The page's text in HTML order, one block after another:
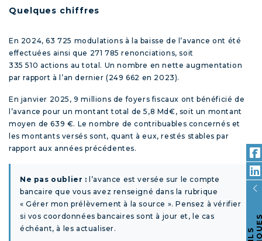
Quelques chiffres
En 2024, 63 725 modulations à la baisse de l’avance ont été
effectuées ainsi que 271 785 renonciations, soit
335 510 actions au total. Un nombre en nette augmentation
par rapport à l’an dernier (249 662 en 2023).
En janvier 2025, 9 millions de foyers fiscaux ont bénéficié de
l’avance pour un montant total de 5,8 Md€, soit un montant
moyen de 639 €. Le nombre de contribuables concernés et
les montants versés sont, quant à eux, restés stables par
rapport aux années précédentes.
Ne pas oublier : l’avance est versée sur le compte
bancaire que vous avez renseigné dans la rubrique
« Gérer mon prélèvement à la source ». Pensez à vérifier
si vos coordonnées bancaires sont à jour et, le cas
échéant, à les actualiser.